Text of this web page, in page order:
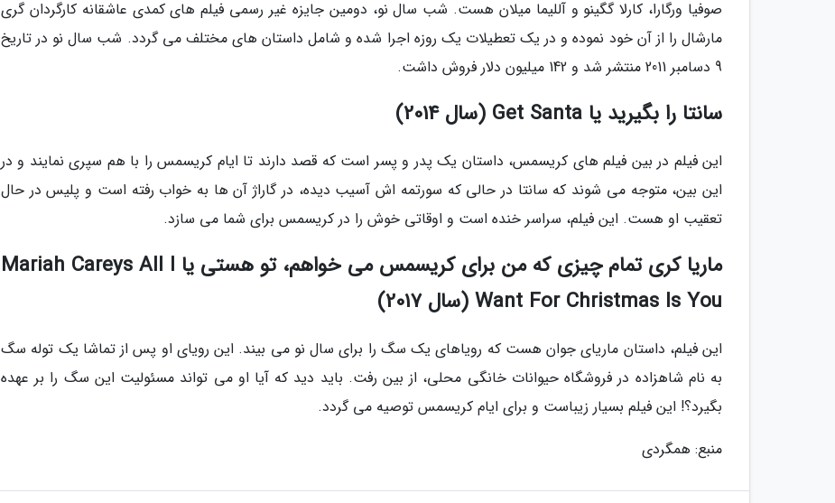
صوفیا ورگارا، کارلا گگینو و آللیما میلان هست. شب سال نو، دومین جایزه غیر رسمی فیلم های کمدی عاشقانه کارگردان گری
مارشال را از آن خود نموده و در یک تعطیلات یک روزه اجرا شده و شامل داستان های مختلف می گردد. شب سال نو در تاریخ
9 دسامبر 2011 منتشر شد و 142 میلیون دلار فروش داشت.
سانتا را بگیرید یا Get Santa (سال 2014)
این فیلم در بین فیلم های کریسمس، داستان یک پدر و پسر است که قصد دارند تا ایام کریسمس را با هم سپری نمایند و در
این بین، متوجه می شوند که سانتا در حالی که سورتمه اش آسیب دیده، در گاراژ آن ها به خواب رفته است و پلیس در حال
تعقیب او هست. این فیلم، سراسر خنده است و اوقاتی خوش را در کریسمس برای شما می سازد.
ماریا کری تمام چیزی که من برای کریسمس می خواهم، تو هستی یا Mariah Careys All I
Want For Christmas Is You (سال 2017)
این فیلم، داستان ماریای جوان هست که رویاهای یک سگ را برای سال نو می بیند. این رویای او پس از تماشا یک توله سگ
به نام شاهزاده در فروشگاه حیوانات خانگی محلی، از بین رفت. باید دید که آیا او می تواند مسئولیت این سگ را بر عهده
بگیرد؟! این فیلم بسیار زیباست و برای ایام کریسمس توصیه می گردد.
منبع: همگردی